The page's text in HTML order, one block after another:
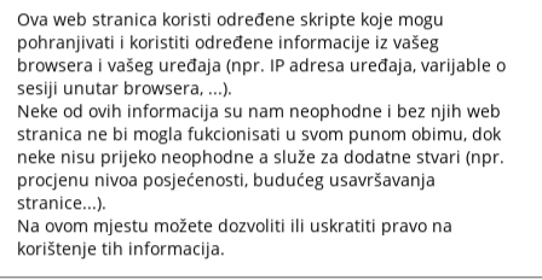
Prateći dokumenti
Procedure o načinu rada povjerenika za etiku
Obrazac za prijavu
Ova web stranica koristi određene skripte koje mogu
pohranjivati i koristiti određene informacije iz vašeg
browsera i vašeg uređaja (npr. IP adresa uređaja, varijable o
sesiji unutar browsera, ...).
Neke od ovih informacija su nam neophodne i bez njih web
stranica ne bi mogla fukcionisati u svom punom obimu, dok
neke nisu prijeko neophodne a služe za dodatne stvari (npr.
procjenu nivoa posjećenosti, budućeg usavršavanja
stranice...).
Na ovom mjestu možete dozvoliti ili uskratiti pravo na
korištenje tih informacija.